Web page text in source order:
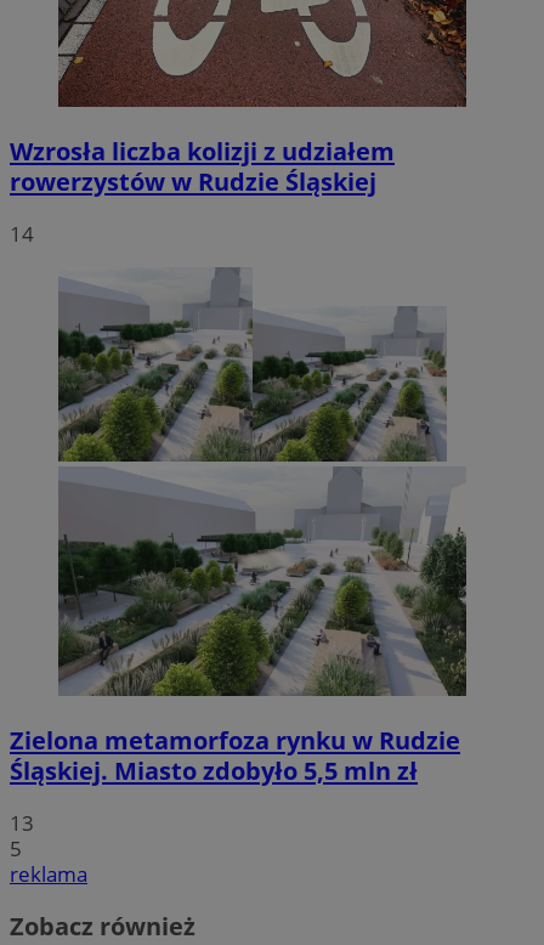
Wzrosła liczba kolizji z udziałem
rowerzystów w Rudzie Śląskiej
14
Zielona metamorfoza rynku w Rudzie
Śląskiej. Miasto zdobyło 5,5 mln zł
13
5
reklama
Zobacz również